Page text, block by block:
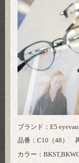
ブランド：E5
品番：C10（48）
カラー：